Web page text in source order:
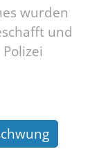
wurden
und